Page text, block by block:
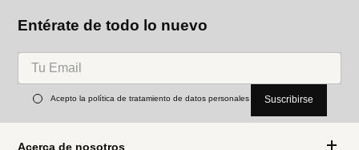
Parfois
Set de zarcillos mixtos con
circonitas
Ref.49.90
Set de anillos con piedras
multicolor
Ref.14.90